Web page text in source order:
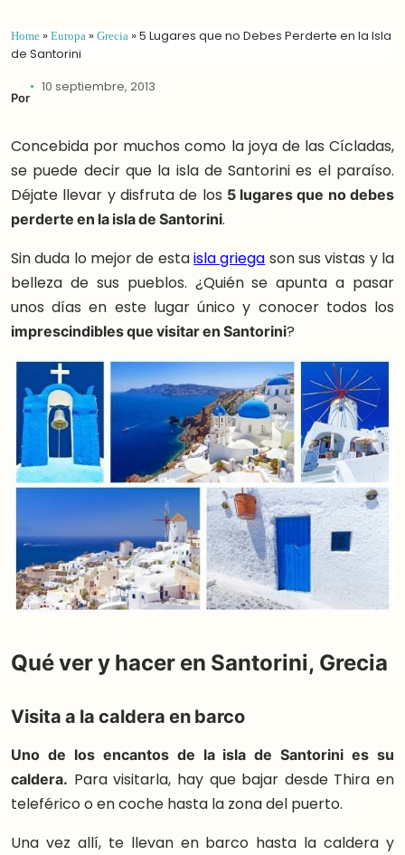
Home »Europa »Grecia »5 Lugares que no Debes Perderte en la Isla
de Santorini
Por
10 septiembre, 2013
Concebida por muchos como la joya de las Cícladas,
se puede decir que la isla de Santorini es el paraíso.
Déjate llevar y disfruta de los 5 lugares que no debes
perderte en la isla de Santorini.
Sin duda lo mejor de estaisla griega son sus vistas y la
belleza de sus pueblos. ¿Quién se apunta a pasar
unos días en este lugar único y conocer todos los
imprescindibles que visitar en Santorini?
Qué ver y hacer en Santorini, Grecia
Visita a la caldera en barco
Uno de los encantos de la isla de Santorini es su
caldera. Para visitarla, hay que bajar desde Thira en
teleférico o en coche hasta la zona del puerto.
Una vez allí, te llevan en barco hasta la caldera y